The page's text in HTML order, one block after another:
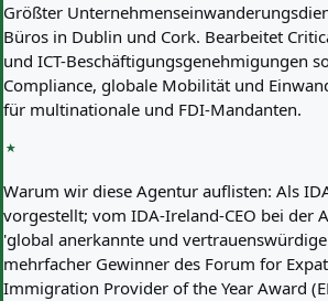
Größter
Büros in Dublin und Cork. Bearbeitet
und ICT-Beschäftigungsgenehmigungen
Compliance, globale Mobilität und
für multinationale und FDI-Mandanten.
Warum wir diese Agentur auflisten: Als
vorgestellt; vom IDA-Ireland-CEO bei der
'global anerkannte und
mehrfacher Gewinner des Forum for
Immigration Provider of the Year Award